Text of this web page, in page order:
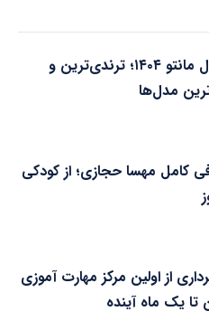
۱۵ مدل مانتو ۱۴۰۴؛ ترندی‌ترین و
مدل‌ها
کامل مهسا حجازی؛ از کودکی
از اولین مرکز مهارت آموزی
تا یک ماه آینده